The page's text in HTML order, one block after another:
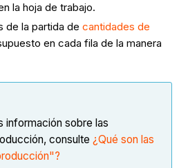
la hoja de trabajo.
de la partida de cantidades de
en cada fila de la manera
información sobre las
consulte ¿Qué son las